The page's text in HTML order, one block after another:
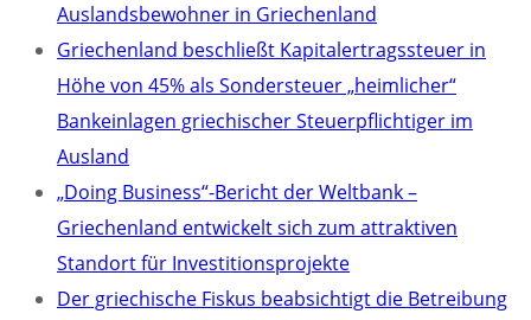
Auslandsbewohner in Griechenland
Griechenland beschließt Kapitalertragssteuer in
Höhe von 45% als Sondersteuer „heimlicher“
Bankeinlagen griechischer Steuerpflichtiger im
Ausland
„Doing Business“-Bericht der Weltbank –
Griechenland entwickelt sich zum attraktiven
Standort für Investitionsprojekte
Der griechische Fiskus beabsichtigt die Betreibung